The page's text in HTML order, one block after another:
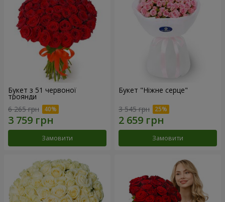
Букет з 51 червоної
троянди
6 265 грн
Замовити
Букет "Ніжне серце"
3 545 грн
Замовити